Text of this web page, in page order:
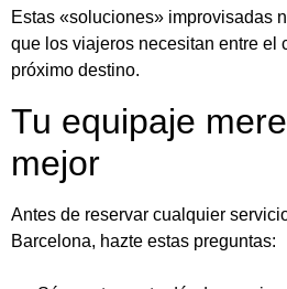
Estas «soluciones» improvisadas
que los viajeros necesitan entre el
próximo destino.
Tu equipaje
mejor
Antes de reservar cualquier
Barcelona, hazte estas preguntas: